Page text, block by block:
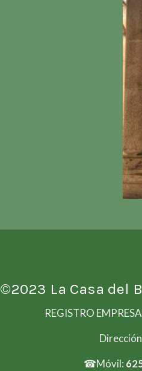
©2023 La Casa del
REGISTRO
☎Móvil: